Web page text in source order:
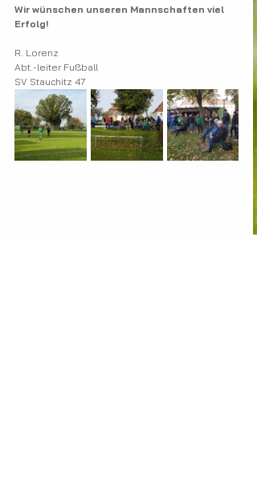
Wir wünschen unseren Mannschaften viel
Erfolg!
R. Lorenz
Abt.-leiter Fußball
SV Stauchitz 47